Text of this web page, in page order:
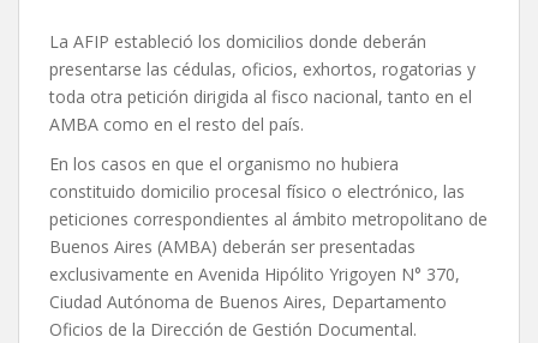
La AFIP estableció los domicilios donde deberán
presentarse las cédulas, oficios, exhortos, rogatorias y
toda otra petición dirigida al fisco nacional, tanto en el
AMBA como en el resto del país.
En los casos en que el organismo no hubiera
constituido domicilio procesal físico o electrónico, las
peticiones correspondientes al ámbito metropolitano de
Buenos Aires (AMBA) deberán ser presentadas
exclusivamente en Avenida Hipólito Yrigoyen N° 370,
Ciudad Autónoma de Buenos Aires, Departamento
Oficios de la Dirección de Gestión Documental.